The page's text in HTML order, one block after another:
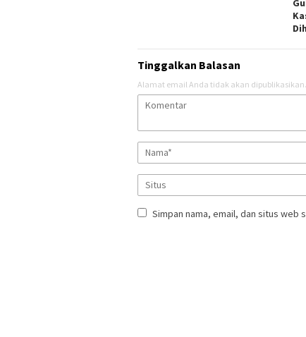
Tinggalkan Balasan
Alamat email Anda tidak akan dipublikasikan.
Simpan nama, email, dan situs web